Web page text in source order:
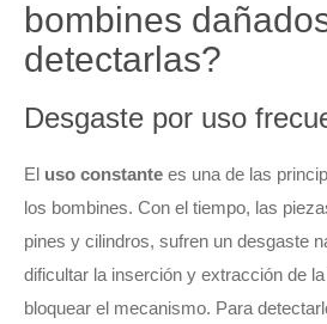
bombines
detectarlas?
Desgaste por uso
El uso constante es una de las
los bombines. Con el tiempo, las
pines y cilindros, sufren un desgaste
dificultar la inserción y extracción de
bloquear el mecanismo. Para